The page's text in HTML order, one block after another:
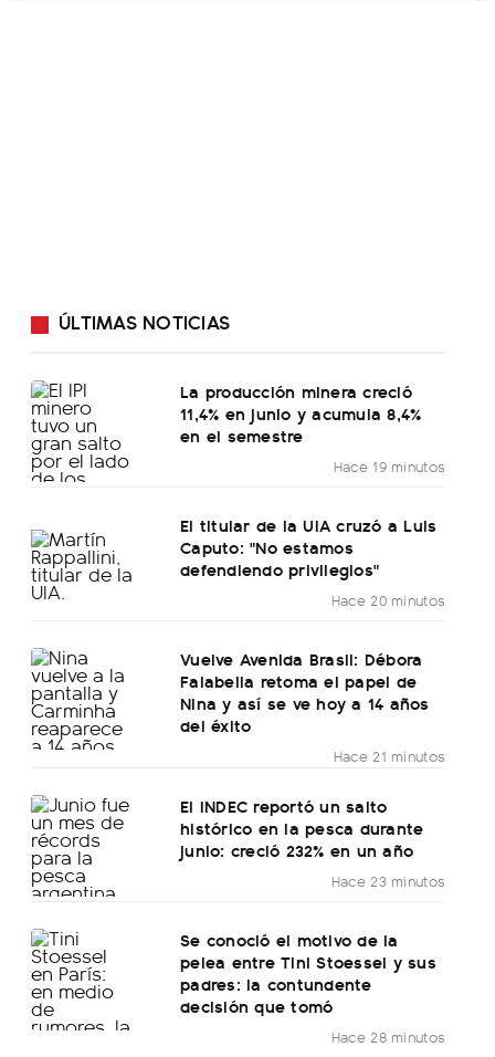
ÚLTIMAS NOTICIAS
La producción minera creció
11,4% en junio y acumula 8,4%
en el semestre
Hace 19 minutos
El titular de la UIA cruzó a Luis
Caputo: "No estamos
defendiendo privilegios"
Hace 20 minutos
Vuelve Avenida Brasil: Débora
Falabella retoma el papel de
Nina y así se ve hoy a 14 años
del éxito
Hace 21 minutos
El INDEC reportó un salto
histórico en la pesca durante
junio: creció 232% en un año
Hace 23 minutos
Se conoció el motivo de la
pelea entre Tini Stoessel y sus
padres: la contundente
decisión que tomó
Hace 28 minutos